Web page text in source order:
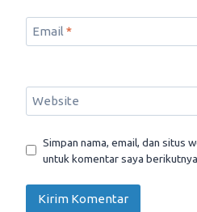
Email *
Website
Simpan nama, email, dan situs
untuk komentar saya